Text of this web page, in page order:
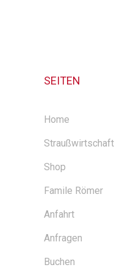
SEITEN
Home
Straußwirtschaft
Shop
Famile Römer
Anfahrt
Anfragen
Buchen